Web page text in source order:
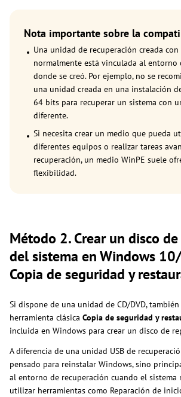
Nota importante sobre la
Una unidad de recuperación creada
normalmente está vinculada al entorno
donde se creó. Por ejemplo, no se
una unidad creada en una instalación
64 bits para recuperar un sistema con
diferente.
Si necesita crear un medio que pueda
diferentes equipos o realizar tareas
recuperación, un medio WinPE suele
flexibilidad.
Método 2. Crear un disco
del sistema en Windows
Copia de seguridad y
Si dispone de una unidad de CD/DVD,
herramienta clásica Copia de seguridad y
incluida en Windows para crear un disco de
A diferencia de una unidad USB de
pensado para reinstalar Windows, sino
al entorno de recuperación cuando el sistema
utilizar herramientas como Reparación de